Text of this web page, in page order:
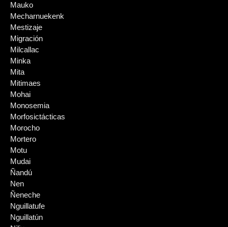
Mauko
Mecharnuekenk
Mestizaje
Migración
Milcallac
Minka
Mita
Mitimaes
Mohai
Monosemia
Morfosictácticas
Morocho
Mortero
Motu
Mudai
Ñandú
Nen
Ñeneche
Nguillatufe
Nguillatún